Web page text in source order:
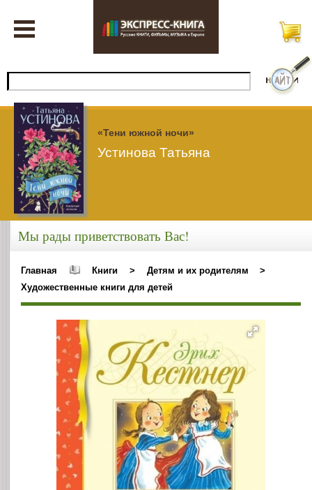
«Тени южной ночи»
Устинова Татьяна
Мы рады приветствовать Вас!
Главная Книги > Детям и их родителям
>
Художественные книги для детей